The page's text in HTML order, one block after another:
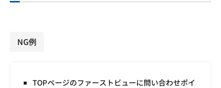
NG例
TOPページのファーストビューに問い合わせポイ